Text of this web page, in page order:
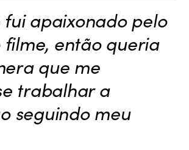
fui apaixonado pelo
filme, então queria
que me
trabalhar a
seguindo meu